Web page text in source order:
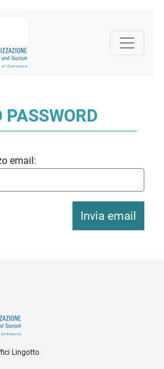
PASSWORD
email:
Invia email
Lingotto